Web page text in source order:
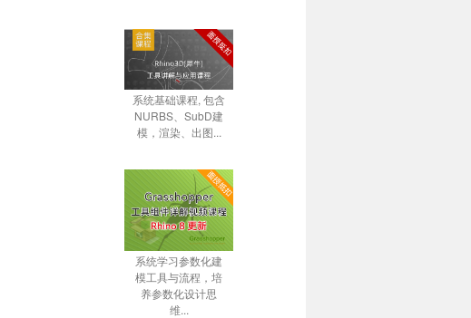
系统基础课程, 包含
NURBS、SubD建
模，渲染、出图...
系统学习参数化建
模工具与流程，培
养参数化设计思
维...